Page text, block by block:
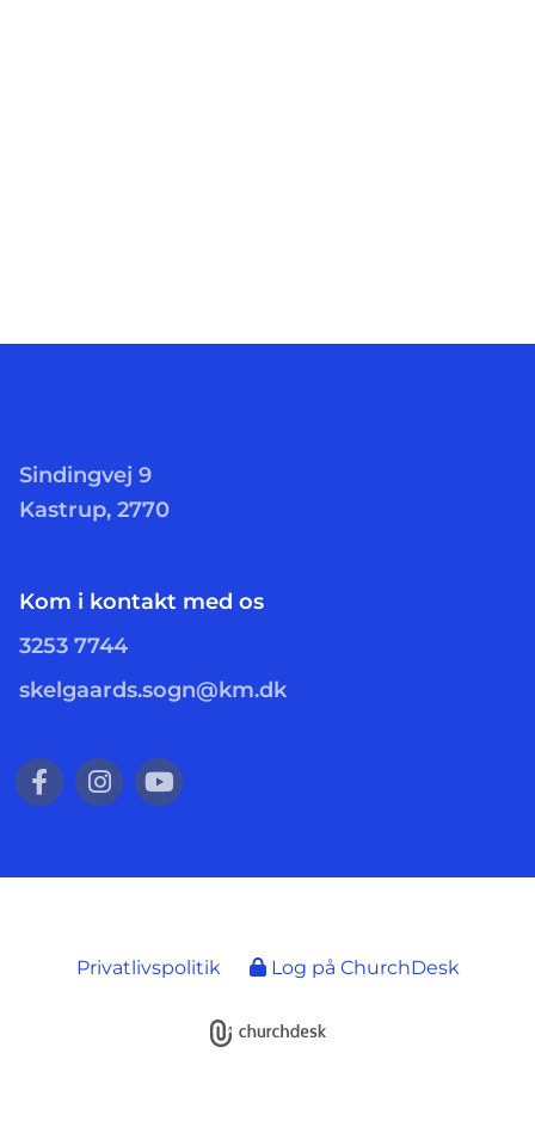
Sindingvej 9
Kastrup, 2770
Kom i kontakt med os
3253 7744
skelgaards.sogn@km.dk
Privatlivspolitik Log på ChurchDesk